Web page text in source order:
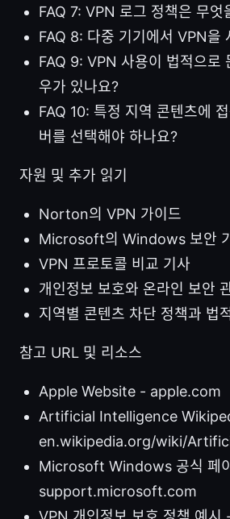
FAQ 7: VPN 로그 정책은 무엇
FAQ 8: 다중 기기에서 VPN을
FAQ 9: VPN 사용이 법적으로
우가 있나요?
FAQ 10: 특정 지역 콘텐츠에
버를 선택해야 하나요?
자원 및 추가 읽기
Norton의 VPN 가이드
Microsoft의 Windows 보안
VPN 프로토콜 비교 기사
개인정보 보호와 온라인 보안
지역별 콘텐츠 차단 정책과 법
참고 URL 및 리소스
Apple Website - apple.com
Artificial Intelligence
en.wikipedia.org/wiki/
Microsoft Windows 공식 페
support.microsoft.com